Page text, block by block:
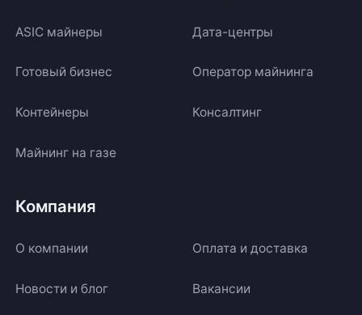
ASIC майнеры
Готовый бизнес
Контейнеры
Майнинг на газе
Дата-центры
Оператор майнинга
Консалтинг
Компания
О компании Оплата и доставка
Новости и блог Вакансии